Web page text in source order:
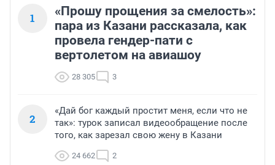
1
«Прошу прощения за смелость»:
пара из Казани рассказала, как
провела гендер-пати с
вертолетом на авиашоу
28 305 3
2
«Дай бог каждый простит меня, если что не
так»: турок записал видеообращение после
того, как зарезал свою жену в Казани
24 662 2